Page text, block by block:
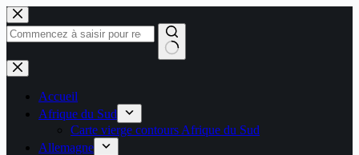
Passer
au
contenu
Aucun
résultat
Accueil
Afrique du Sud
Carte vierge contours Afrique du Sud
Allemagne